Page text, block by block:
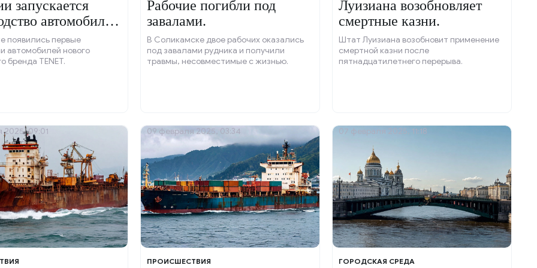
запускается
автомобилей
появились первые
автомобилей нового
бренда TENET.
Рабочие погибли под
завалами.
В Соликамске двое рабочих оказались
под завалами рудника и получили
травмы, несовместимые с жизнью.
Луизиана возобновляет
смертные казни.
Штат Луизиана возобновит применение
смертной казни после
пятнадцатилетнего перерыва.
2025, 09:01
ПРОИСШЕСТВИЯ
09 февраля 2025, 03:34
ГОРОДСКАЯ СРЕДА
07 февраля 2025, 11:18